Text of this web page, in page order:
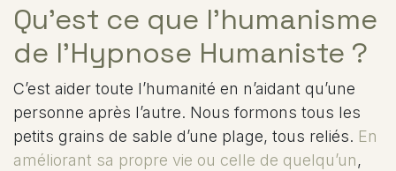
Qu’est ce que l’humanisme
de l’Hypnose Humaniste ?
C’est aider toute l’humanité en n’aidant qu’une
personne après l’autre. Nous formons tous les
petits grains de sable d’une plage, tous reliés. En
améliorant sa propre vie ou celle de quelqu’un,